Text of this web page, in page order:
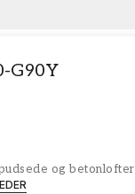
G90Y
og betonlofter